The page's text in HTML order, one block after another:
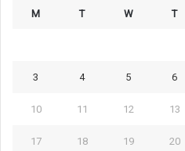
M T W T
3 4 5 6
10 11 12 13
17 18 19 20